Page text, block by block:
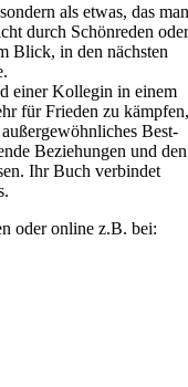
als etwas, das
durch Schönreden
Blick, in den nächsten
einer Kollegin in einem
für Frieden zu
Best-
Beziehungen und den
Ihr Buch verbindet
oder online z.B. bei: